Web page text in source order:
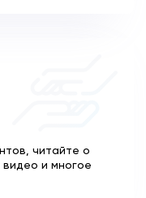
читайте о
и многое